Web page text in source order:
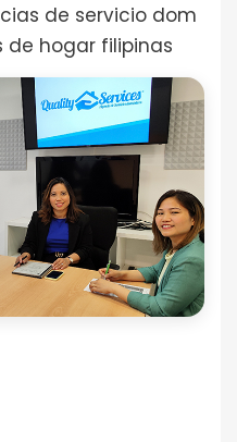
de servicio dom
de hogar filipinas